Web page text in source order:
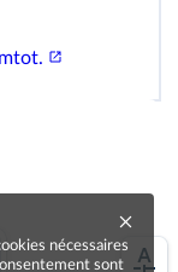
nécessaires
sont